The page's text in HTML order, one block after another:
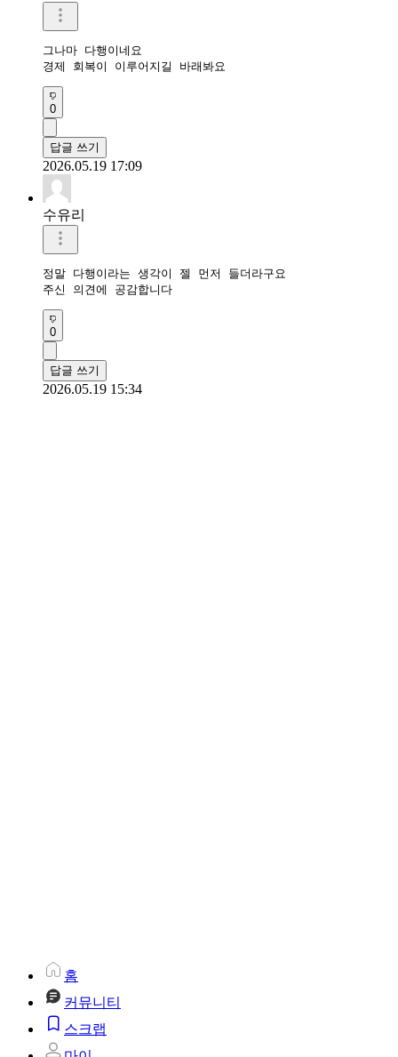
그나마 다행이네요
경제 회복이 이루어지길 바래봐요
0
답글 쓰기
2026.05.19 17:09
수유리
정말 다행이라는 생각이 젤 먼저 들더라구요
주신 의견에 공감합니다
0
답글 쓰기
2026.05.19 15:34
홈
커뮤니티
스크랩